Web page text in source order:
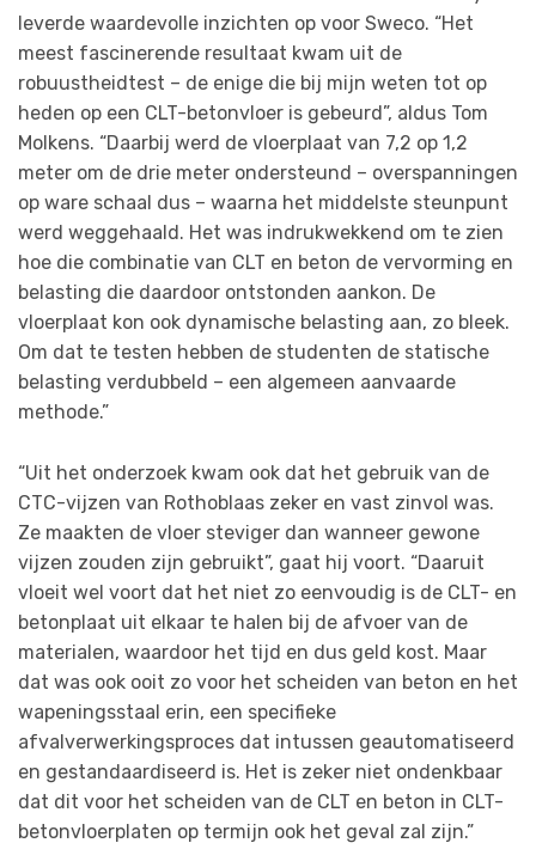
leverde waardevolle inzichten op voor Sweco. “Het
meest fascinerende resultaat kwam uit de
robuustheidtest – de enige die bij mijn weten tot op
heden op een CLT-betonvloer is gebeurd”, aldus Tom
Molkens. “Daarbij werd de vloerplaat van 7,2 op 1,2
meter om de drie meter ondersteund – overspanningen
op ware schaal dus – waarna het middelste steunpunt
werd weggehaald. Het was indrukwekkend om te zien
hoe die combinatie van CLT en beton de vervorming en
belasting die daardoor ontstonden aankon. De
vloerplaat kon ook dynamische belasting aan, zo bleek.
Om dat te testen hebben de studenten de statische
belasting verdubbeld – een algemeen aanvaarde
methode.”
“Uit het onderzoek kwam ook dat het gebruik van de
CTC-vijzen van Rothoblaas zeker en vast zinvol was.
Ze maakten de vloer steviger dan wanneer gewone
vijzen zouden zijn gebruikt”, gaat hij voort. “Daaruit
vloeit wel voort dat het niet zo eenvoudig is de CLT- en
betonplaat uit elkaar te halen bij de afvoer van de
materialen, waardoor het tijd en dus geld kost. Maar
dat was ook ooit zo voor het scheiden van beton en het
wapeningsstaal erin, een specifieke
afvalverwerkingsproces dat intussen geautomatiseerd
en gestandaardiseerd is. Het is zeker niet ondenkbaar
dat dit voor het scheiden van de CLT en beton in CLT-
betonvloerplaten op termijn ook het geval zal zijn.”